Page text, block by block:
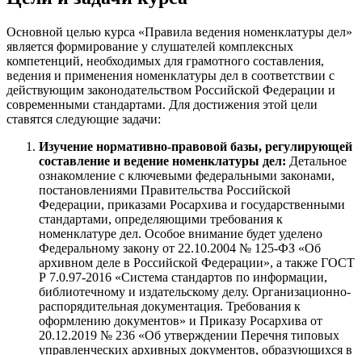
Основной целью курса «Правила ведения номенклатуры дел»
является формирование у слушателей комплексных
компетенций, необходимых для грамотного составления,
ведения и применения номенклатуры дел в соответствии с
действующим законодательством Российской Федерации и
современными стандартами. Для достижения этой цели
ставятся следующие задачи:
Изучение нормативно-правовой базы, регулирующей
составление и ведение номенклатуры дел: Детальное
ознакомление с ключевыми федеральными законами,
постановлениями Правительства Российской
Федерации, приказами Росархива и государственными
стандартами, определяющими требования к
номенклатуре дел. Особое внимание будет уделено
Федеральному закону от 22.10.2004 № 125-ФЗ «Об
архивном деле в Российской Федерации», а также ГОСТ
Р 7.0.97-2016 «Система стандартов по информации,
библиотечному и издательскому делу. Организационно-
распорядительная документация. Требования к
оформлению документов» и Приказу Росархива от
20.12.2019 № 236 «Об утверждении Перечня типовых
управленческих архивных документов, образующихся в